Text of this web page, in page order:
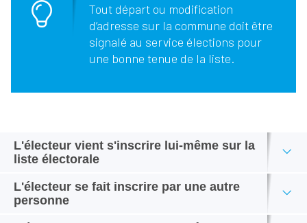
Tout départ ou modification
d’adresse sur la commune doit être
signalé au service élections pour
une bonne tenue de la liste.
L'électeur vient s'inscrire lui-même sur la
liste électorale
Imprimé de demande d’inscription
L'électeur se fait inscrire par une autre
personne